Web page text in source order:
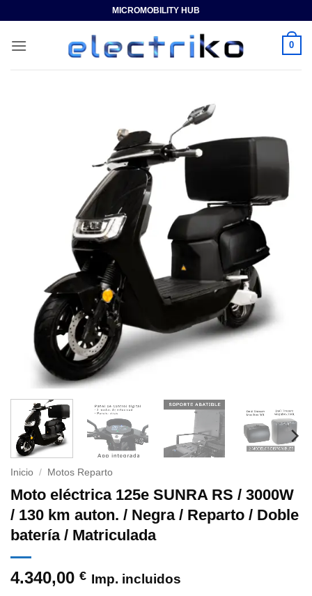
contenido
MICROMOBILITY HUB
0
Inicio / Motos Reparto
Moto eléctrica 125e SUNRA RS / 3000W
/ 130 km auton. / Negra / Reparto / Doble
batería / Matriculada
4.340,00 € Imp. incluidos